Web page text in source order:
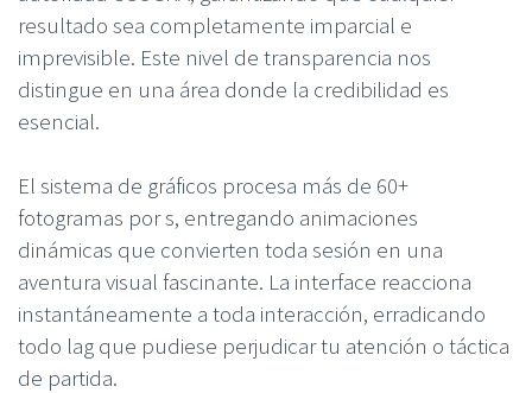
resultado sea completamente imparcial e
imprevisible. Este nivel de transparencia nos
distingue en una área donde la credibilidad es
esencial.
El sistema de gráficos procesa más de 60+
fotogramas por s, entregando animaciones
dinámicas que convierten toda sesión en una
aventura visual fascinante. La interface reacciona
instantáneamente a toda interacción, erradicando
todo lag que pudiese perjudicar tu atención o táctica
de partida.